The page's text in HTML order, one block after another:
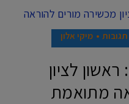
תגובות מיקי אלון
לציון
מתואמת